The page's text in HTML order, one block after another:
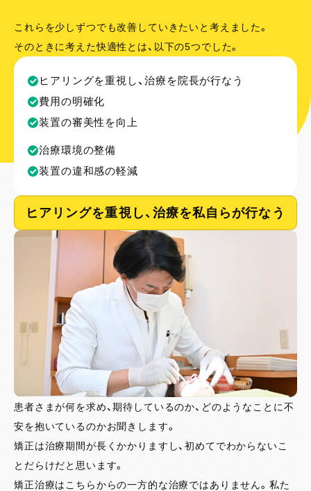
これらを少しずつでも改善していきたいと考えました。
そのときに考えた快適性とは、以下の5つでした。
ヒアリングを重視し、治療を院長が行なう
費用の明確化
装置の審美性を向上
治療環境の整備
装置の違和感の軽減
ヒアリングを重視し、治療を私自らが行なう
患者さまが何を求め、期待しているのか、どのようなことに不
安を抱いているのかお聞きします。
矯正は治療期間が長くかかりますし、初めてでわからないこ
とだらけだと思います。
矯正治療はこちらからの一方的な治療ではありません。私た